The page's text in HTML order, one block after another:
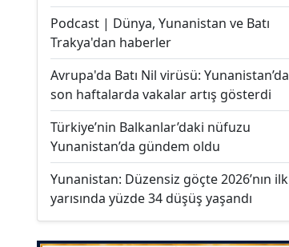
Podcast | Dünya, Yunanistan ve Batı
Trakya'dan haberler
Avrupa'da Batı Nil virüsü: Yunanistan’da
son haftalarda vakalar artış gösterdi
Türkiye’nin Balkanlar’daki nüfuzu
Yunanistan’da gündem oldu
Yunanistan: Düzensiz göçte 2026’nın ilk
yarısında yüzde 34 düşüş yaşandı